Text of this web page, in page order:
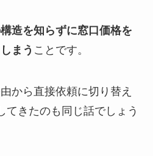
造を知らずに窓口価格を
まう ことです。
から直接依頼に切り替え
てきたのも同じ話でしょう